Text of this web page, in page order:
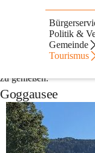
Politik &
Gemeinde
Tourismus
Natur &
Steuerberg bietet
zu genießen.
Goggausee